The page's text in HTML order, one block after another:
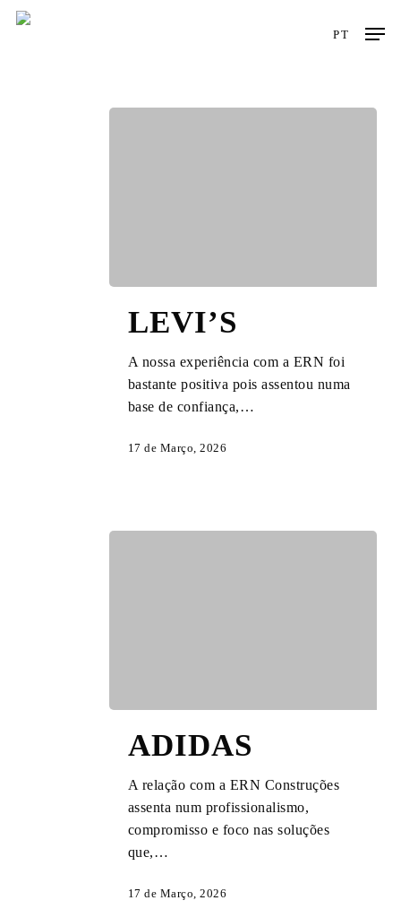
Skip
PT
LEVI’S
A nossa experiência com a ERN foi
bastante positiva pois assentou numa
base de confiança,…
17 de Março, 2026
ADIDAS
A relação com a ERN Construções
assenta num profissionalismo,
compromisso e foco nas soluções
que,…
17 de Março, 2026